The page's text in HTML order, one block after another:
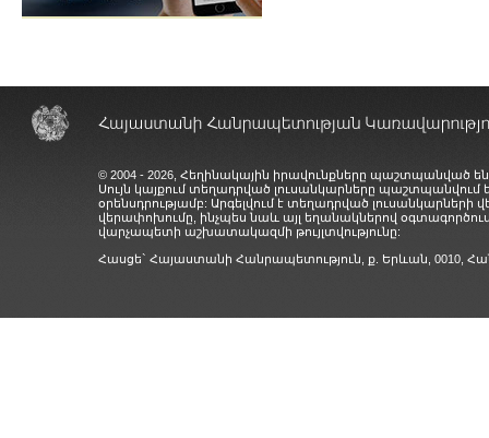
© 2004 - 2026, Հեղինակային իրավունքները պաշտպանված
Սույն կայքում տեղադրված լուսանկարները
օրենսդրությամբ: Արգելվում է տեղադրված
վերափոխումը, ինչպես նաև այլ եղանակներով
վարչապետի աշխատակազմի թույլտվությունը:
Հասցե` Հայաստանի Հանրապետություն, ք. Երևան, 0010,